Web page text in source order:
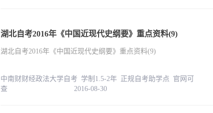
湖北自考2016年《中国近现代史纲要》重点资料(9)
湖北自考2016年《中国近现代史纲要》重点资料(9)
中南财财经政法大学自考 学制1.5-2年 正规自考助学点 官网可
查 2016-08-30